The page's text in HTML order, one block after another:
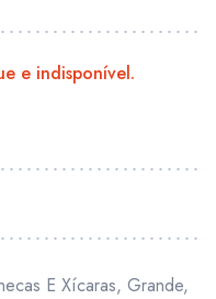
e indisponível.
E Xícaras, Grande,